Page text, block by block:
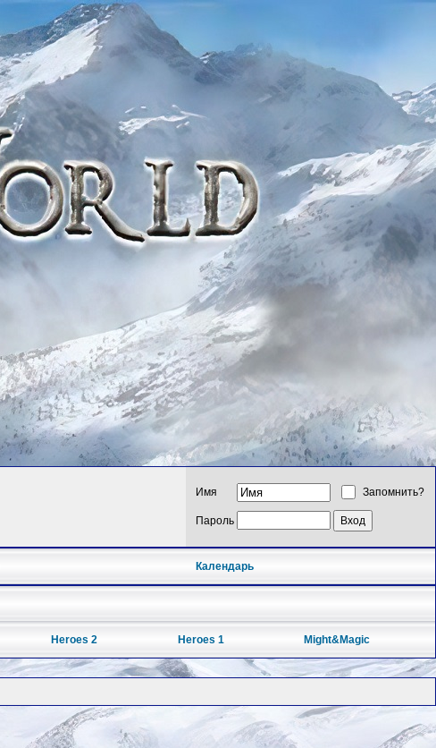
Имя Запомнить?
Пароль
Календарь
Heroes 2 Heroes 1 Might&Magic